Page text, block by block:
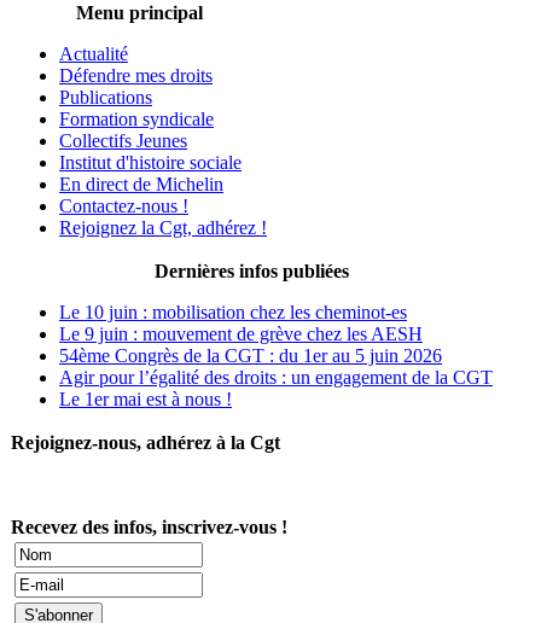
Menu principal
Actualité
Défendre mes droits
Publications
Formation syndicale
Collectifs Jeunes
Institut d'histoire sociale
En direct de Michelin
Contactez-nous !
Rejoignez la Cgt, adhérez !
Dernières infos publiées
Le 10 juin : mobilisation chez les cheminot-es
Le 9 juin : mouvement de grève chez les AESH
54ème Congrès de la CGT : du 1er au 5 juin 2026
Agir pour l’égalité des droits : un engagement de la CGT
Le 1er mai est à nous !
Rejoignez-nous, adhérez à la Cgt
Recevez des infos, inscrivez-vous !